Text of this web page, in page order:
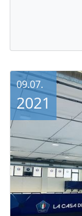
09.07.
2021